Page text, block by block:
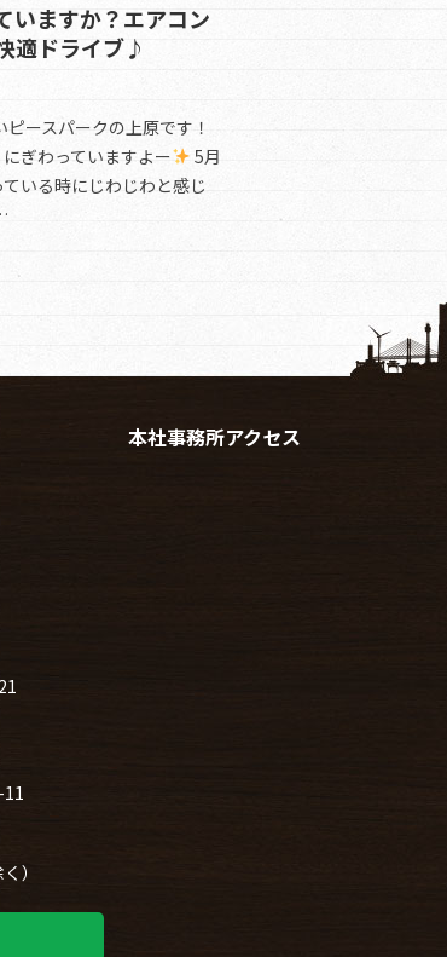
いますか？エアコン
適ドライブ♪
ースパークの上原です！
ぎわっていますよー
5月
いる時にじわじわと感じ
）
本社事務所アクセス